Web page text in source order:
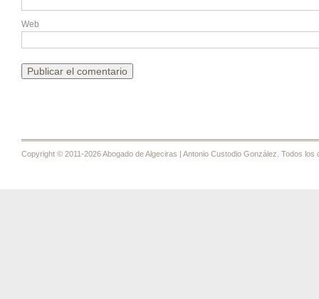
Web
Copyright © 2011-2026 Abogado de Algeciras | Antonio Custodio González. Todos